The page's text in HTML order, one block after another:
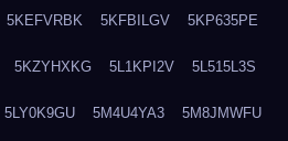
5KEFVRBK 5KFBILGV 5KP635PE
5KZYHXKG 5L1KPI2V 5L515L3S
5LY0K9GU 5M4U4YA3 5M8JMWFU